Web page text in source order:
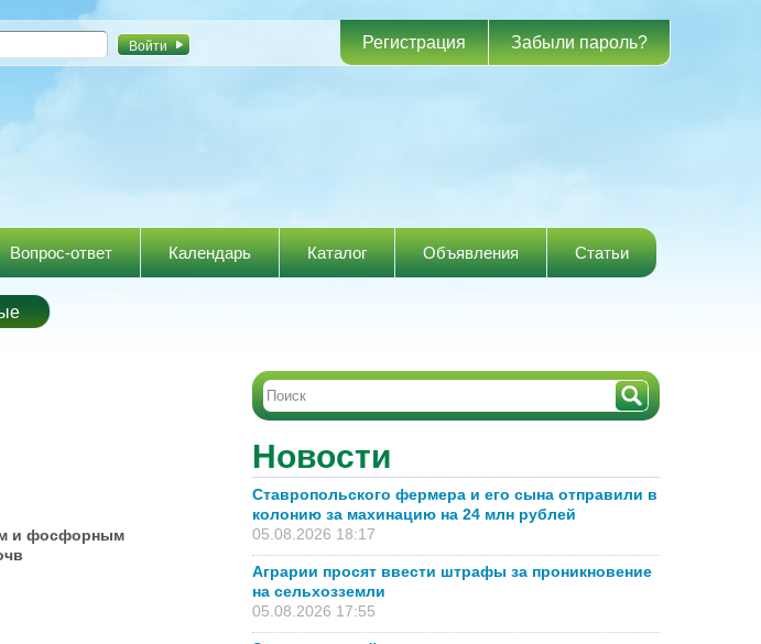
к
Регистрация Забыли пароль?
Вопрос-ответ Календарь Каталог Объявления Статьи
и фосфорным
Новости
Ставропольского фермера и его сына отправили в
колонию за махинацию на 24 млн рублей
05.08.2026 18:17
Аграрии просят ввести штрафы за проникновение
на сельхозземли
05.08.2026 17:55